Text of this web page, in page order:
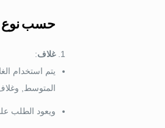
حسب نوع
غلاف:
يتم استخدام
المتوسط,
ويعود الطلب